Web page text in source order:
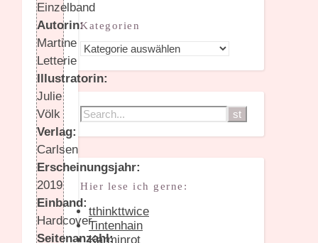
Einzelband
Autorin:
Martine
Letterie
Illustratorin:
Julie
Völk
Verlag:
Carlsen
Erscheinungsjahr:
2019
Einband:
Hardcover
Seitenanzahl:
Kategorien
Kategorien
Hier lese ich gerne:
tthinkttwice
Tintenhain
Karminrot